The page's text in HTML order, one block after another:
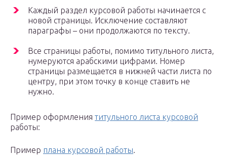
Каждый раздел курсовой работы начинается с
новой страницы. Исключение составляют
параграфы – они продолжаются по тексту.
Все страницы работы, помимо титульного листа,
нумеруются арабскими цифрами. Номер
страницы размещается в нижней части листа по
центру, при этом точку в конце ставить не
нужно.
Пример оформления титульного листа курсовой
работы:
Пример плана курсовой работы.